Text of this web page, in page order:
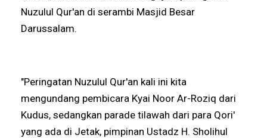
Nuzulul Qur'an di serambi Masjid Besar
Darussalam.
"Peringatan Nuzulul Qur'an kali ini kita
mengundang pembicara Kyai Noor Ar-Roziq dari
Kudus, sedangkan parade tilawah dari para Qori'
yang ada di Jetak, pimpinan Ustadz H. Sholihul